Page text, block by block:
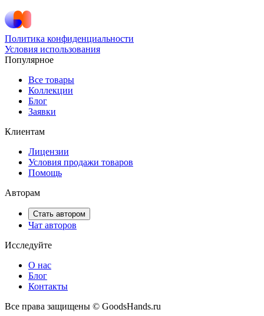
Политика конфиденциальности
Условия использования
Популярное
Все товары
Коллекции
Блог
Заявки
Клиентам
Лицензии
Условия продажи товаров
Помощь
Авторам
Стать автором
Чат авторов
Исследуйте
О нас
Блог
Контакты
Все права защищены © GoodsHands.ru